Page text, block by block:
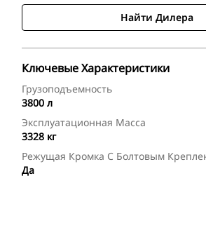
Найти Дилера
Ключевые Характеристики
Грузоподъемность
3800 л
Эксплуатационная Масса
3328 кг
Режущая Кромка С Болтовым
Да